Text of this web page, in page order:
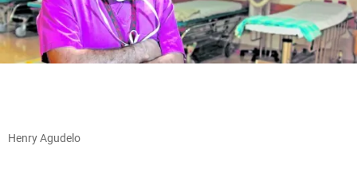
Henry Agudelo